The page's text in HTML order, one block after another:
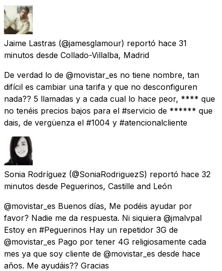
Jaime Lastras (@jamesglamour) reportó hace 31
minutos desde Collado-Villalba, Madrid
De verdad lo de @movistar_es no tiene nombre, tan
difícil es cambiar una tarifa y que no desconfiguren
nada?? 5 llamadas y a cada cual lo hace peor, **** que
no tenéis precios bajos para el #servicio de ****** que
dais, de vergüenza el #1004 y #atencionalcliente
Sonia Rodríguez (@SoniaRodriguezS) reportó hace 32
minutos desde Peguerinos, Castille and León
@movistar_es Buenos días, Me podéis ayudar por
favor? Nadie me da respuesta. Ni siquiera @jmalvpal
Estoy en #Peguerinos Hay un repetidor 3G de
@movistar_es Pago por tener 4G religiosamente cada
mes ya que soy cliente de @movistar_es desde hace
años. Me ayudáis?? Gracias